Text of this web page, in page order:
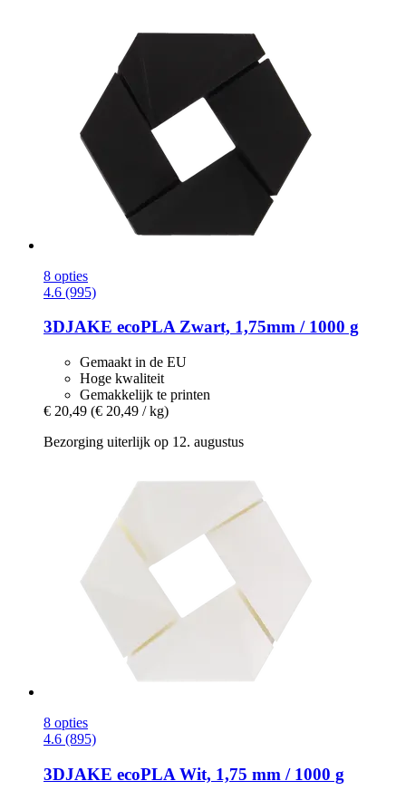
8 opties
4.6 (995)
3DJAKE ecoPLA Zwart, 1,75mm / 1000 g
Gemaakt in de EU
Hoge kwaliteit
Gemakkelijk te printen
€ 20,49 (€ 20,49 / kg)
Bezorging uiterlijk op 12. augustus
8 opties
4.6 (895)
3DJAKE ecoPLA Wit, 1,75 mm / 1000 g